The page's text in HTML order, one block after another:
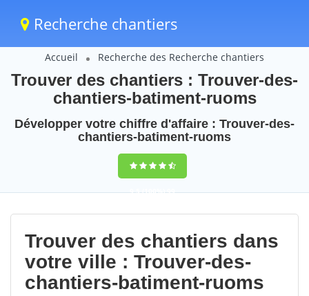
Recherche chantiers
Accueil Recherche des Recherche chantiers
Trouver des chantiers : Trouver-des-
chantiers-batiment-ruoms
Développer votre chiffre d'affaire : Trouver-des-
chantiers-batiment-ruoms
9,5(100%)99
votes
Trouver des chantiers dans
votre ville : Trouver-des-
chantiers-batiment-ruoms